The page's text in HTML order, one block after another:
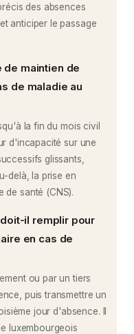
des absences
anticiper le passage
de maintien de
de maladie au
la fin du mois civil
d'incapacité sur une
glissants,
delà, la prise en
de santé (CNS).
il remplir pour
en cas de
ou par un tiers
puis transmettre un
jour d'absence. Il
luxembourgeois